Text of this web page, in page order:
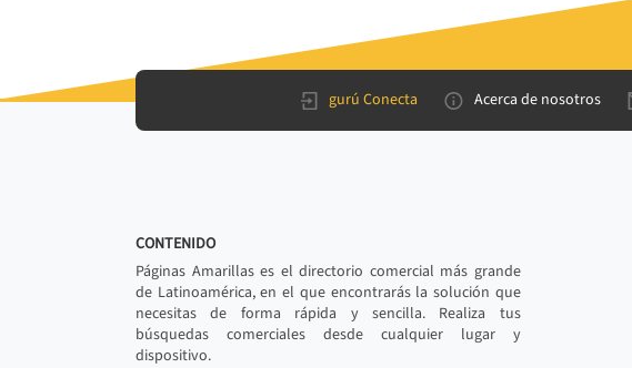
gurú Conecta Acerca de nosotros
CONTENIDO
Páginas Amarillas es el directorio comercial más grande
de Latinoamérica, en el que encontrarás la solución que
necesitas de forma rápida y sencilla. Realiza tus
búsquedas comerciales desde cualquier lugar y
dispositivo.